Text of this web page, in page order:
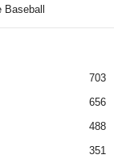
703
656
488
351